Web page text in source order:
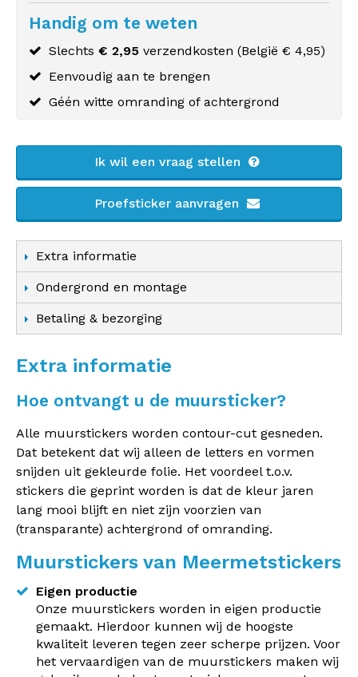
Handig om te weten
Slechts € 2,95 verzendkosten (België € 4,95)
Eenvoudig aan te brengen
Géén witte omranding of achtergrond
Ik wil een vraag stellen
Proefsticker aanvragen
Extra informatie
Ondergrond en montage
Betaling & bezorging
Extra informatie
Hoe ontvangt u de muursticker?
Alle muurstickers worden contour-cut gesneden.
Dat betekent dat wij alleen de letters en vormen
snijden uit gekleurde folie. Het voordeel t.o.v.
stickers die geprint worden is dat de kleur jaren
lang mooi blijft en niet zijn voorzien van
(transparante) achtergrond of omranding.
Muurstickers van Meermetstickers
Eigen productie
Onze muurstickers worden in eigen productie
gemaakt. Hierdoor kunnen wij de hoogste
kwaliteit leveren tegen zeer scherpe prijzen. Voor
het vervaardigen van de muurstickers maken wij